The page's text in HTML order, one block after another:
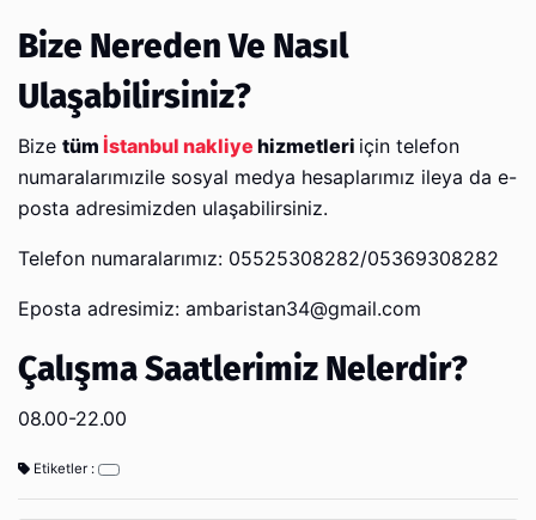
Bize Nereden Ve Nasıl
Ulaşabilirsiniz?
Bize tüm İstanbul nakliye hizmetleri için telefon
numaralarımızile sosyal medya hesaplarımız ileya da e-
posta adresimizden ulaşabilirsiniz.
Telefon numaralarımız: 05525308282/05369308282
Eposta adresimiz: ambaristan34@gmail.com
Çalışma Saatlerimiz Nelerdir?
08.00-22.00
Etiketler :